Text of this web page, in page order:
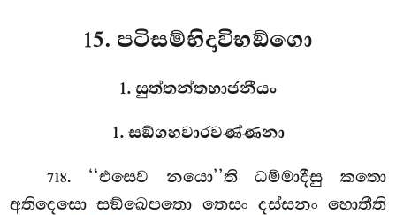
15. පටිසම්භිදාවිභඞ්ගො
1. සුත්තන්තභාජනීයං
1. සඞ්ගහවාරවණ්ණනා
718. ‘‘එසෙව නයො’’ති ධම්මාදීසු කතො
අතිදෙසො සඞ්ඛෙපතො තෙසං දස්සනං හොතීති